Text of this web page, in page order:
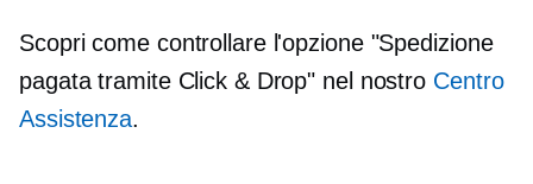
Scopri come controllare l'opzione "Spedizione
pagata tramite Click & Drop" nel nostro Centro
Assistenza.